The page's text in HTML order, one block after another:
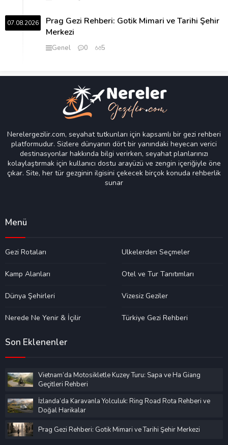
07.08.2026
Prag Gezi Rehberi: Gotik Mimari ve Tarihi Şehir
Merkezi
Genel 0 5
Nerelergezilir.com, seyahat tutkunları için kapsamlı bir gezi rehberi
platformudur. Sizlere dünyanın dört bir yanındaki heyecan verici
destinasyonlar hakkında bilgi verirken, seyahat planlarınızı
kolaylaştırmak için kullanıcı dostu arayüzü ve zengin içeriğiyle öne
çıkar. Site, her tür gezginin ilgisini çekecek birçok konuda rehberlik
sunar
Menü
Gezi Rotaları Ülkelerden Seçmeler
Kamp Alanları Otel ve Tur Tanıtımları
Dünya Şehirleri Vizesiz Geziler
Nerede Ne Yenir & İçilir Türkiye Gezi Rehberi
Son Eklenenler
Vietnam’da Motosikletle Kuzey Turu: Sapa ve Ha Giang
Geçitleri Rehberi
İzlanda’da Karavanla Yolculuk: Ring Road Rota Rehberi ve
Doğal Harikalar
Prag Gezi Rehberi: Gotik Mimari ve Tarihi Şehir Merkezi